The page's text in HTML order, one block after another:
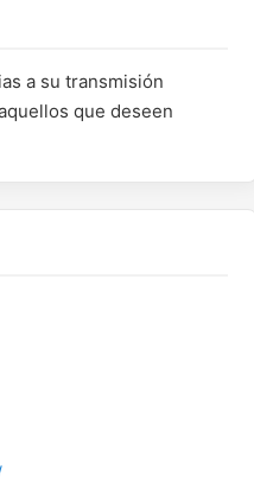
a su transmisión
que deseen